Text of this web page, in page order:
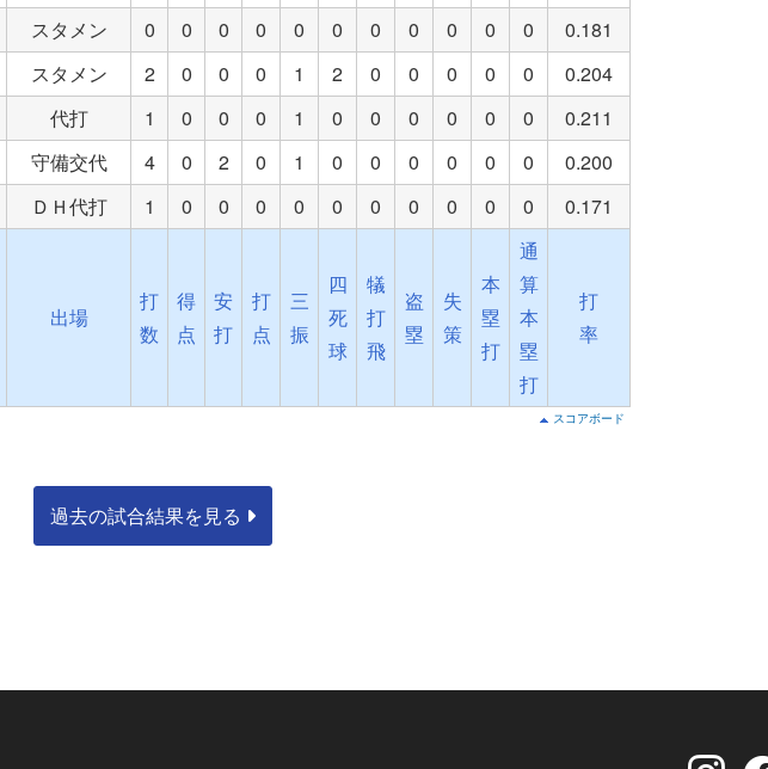
スタメン 0 0 0 0 0 0 0 0 0 0 0
0.181
スタメン 2 0 0 0 1 2 0 0 0 0 0
0.204
代打 1 0 0 0 1 0 0 0 0 0 0
0.211
守備交代 4 0 2 0 1 0 0 0 0 0 0
0.200
ＤＨ代打 1 0 0 0 0 0 0 0 0 0 0 0.171
出場
打
数
得
点
安
打
打
点
三
振
四
死
球
犠
打
飛
盗
塁
失
策
本
塁
打
通
算
本
塁
打
打
率
スコアボード
過去の試合結果を見る